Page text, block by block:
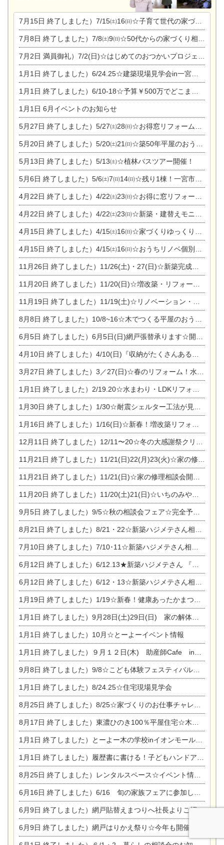
7月15日 終了しました）7/15㈯16㈰☆子育て世代の家づくり相談会
7月8日 終了しました）7/8㈯9㈰☆50代からの家づくり相談会
7月2日 満員御礼）7/2(日)☆はじめてのおつかいプロジェクト
1月1日 終了しました）6/24.25☆建築現場見学会in一宮市木曽川町
1月1日 終了しました）6/10-18☆予算￥500万でどこまでできるの？リフォーム相談会
1月1日 6月イベントのお知らせ
5月27日 終了しました）5/27㈯28㈰☆お得窓リフォーム個別相談会
5月20日 終了しました）5/20㈯21㈰☆築50年平屋のおうちリノベーション完成見学会
5月13日 終了しました）5/13㈯☆植林バスツアー開催！
5月6日 終了しました）5/6㈯7㈰14㈰☆残り1棟！一宮市限定モニター募集相談会(新築・建替え)
4月22日 終了しました）4/22㈯23㈰☆お得に窓リフォーム個別相談会
4月22日 終了しました）4/22㈯23㈰☆新築・建替えモニター募集個別相談会
4月15日 終了しました）4/15㈯16㈰☆家づくりゆっくりじっくり個別相談会
4月15日 終了しました）4/15㈯16㈰☆おうちリノベ個別相談会
11月26日 終了しました）11/26(土)・27(日)☆新築完成見学会 in一宮市あずら
11月20日 終了しました）11/20(日)☆増改築・リフォームまつり＆秋の味覚まつり＆芸術祭
11月19日 終了しました）11/19(土)☆リノベーション・家の修理まつり＆増改築・リフォームまつりin扶桑ゴルフ
8月8日 終了しました）10/8~16☆木でつくる平屋のおうちのつくり方【完全予約制】
6月5日 終了しました）6月5日(日)網戸張替承ります☆開催！
4月10日 終了しました）4/10(日)『収納がたくさんあるおうち現場見学会』
3月27日 終了しました）3／27(日)☆春のリフォーム！水まわりLDKリフォーム相談会&今がチャンス！エアコン相談会
1月1日 終了しました）2/19.20☆水まわり・LDKリフォーム相談会＆エアコン相談会
1月30日 終了しました）1/30☆耐震シェルター工法が見れる完成見学会
1月16日 終了しました）1/16(日)☆新春！増改築リフォーム&家の修理まつり
12月11日 終了しました）12/11〜20☆冬の大感謝祭クリスマス相談会開催
11月21日 終了しました）11/21(日)22(月)23(火)☆家の修理まつり＆増改築リフォーム相談会
11月21日 終了しました）11/21(日)☆家の修理相談会開催 in 扶桑オークビレッジ
11月20日 終了しました）11/20(土)21(日)☆いちのみや逸品市に出店します【ひのきのバラ販売】
9月5日 終了しました）9/5☆秋の相談会フェア☆完全予約制
8月21日 終了しました）8/21・22☆新築ハジメテさん相談会 『集まれ！農地に家を建てたい人！』
7月10日 終了しました）7/10･11☆新築ハジメテさん相談会 『集まれ！農地に家を建てたい人！』完全予約制
6月12日 終了しました）6/12.13★新築ハジメテさん 『木の家 現場体感見学会』
6月12日 終了しました）6/12・13☆新築ハジメテさん相談会『今ある土地に家を建てる際の注意点』
1月19日 終了しました）1/19☆新春！健康あったかまつり＆増改築リフォームまつり
1月1日 終了しました）9月28日(土)29日(日) 家の解体なんでも相談会
1月1日 終了しました）10月☆とーよーイベント情報
1月1日 終了しました）９月１２日(木) 助産師Cafe in東陽住建
9月8日 終了しました）9/8☆こども体験フェスティバル☆一宮市民会館
1月1日 終了しました）8/24.25☆住宅現場見学会
8月25日 終了しました）8/25☆家づくりのお仕事チャレンジ
8月17日 終了しました）東濃ひのき100％平屋住宅☆木の家完成見学会
1月1日 終了しました）とーよー木の学校inイオンモール木曽川
1月1日 終了しました）履歴書に書ける！子どもハンドアロマ講座☆
8月25日 終了しました）レンタルスペース☆イベント情報☆チャイルドアロマセラピスト
6月16日 終了しました）6/16 旬の家族フェアに参加します☆
6月9日 終了しました）網戸貼替えまつりへ社長よりご招待です♪
6月9日 終了しました）網戸はりかえ祭り☆今年も開催決定！